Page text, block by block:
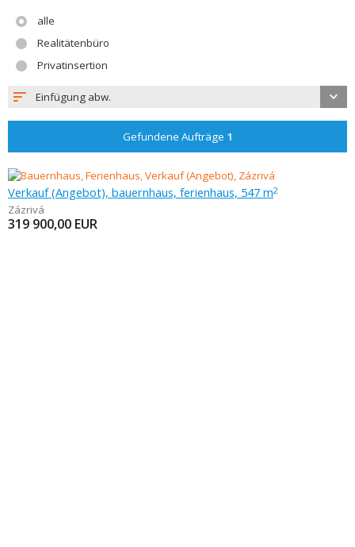
alle
Realitätenbüro
Privatinsertion
Einfügung abw.
Gefundene Aufträge 1
Verkauf (Angebot), bauernhaus, ferienhaus, 547 m2
Zázrivá
319 900,00 EUR